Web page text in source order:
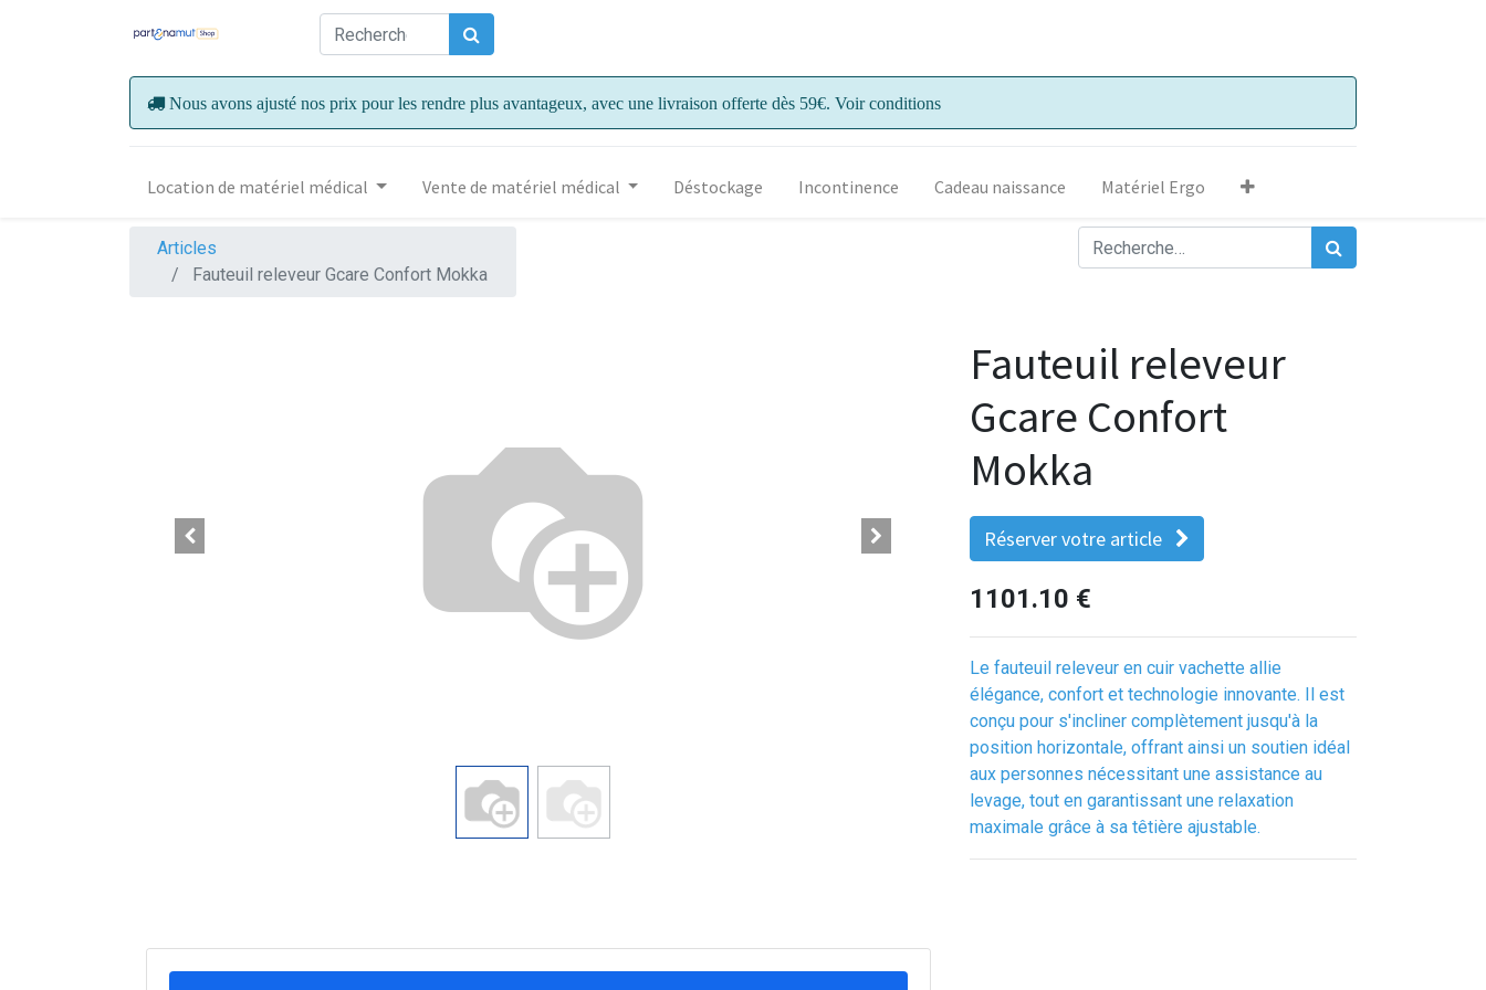
Nous avons ajusté nos prix pour les rendre plus avantageux, avec une livraison offerte dès 59€. Voir conditions
Location de matériel médical Vente de matériel médical Déstockage Incontinence Cadeau naissance Matériel Ergo
Articles
Fauteuil releveur Gcare Confort Mokka
Fauteuil releveur
Gcare Confort
Mokka
Réserver votre article
1101.10 €
Le fauteuil releveur en cuir vachette allie
élégance, confort et technologie innovante. Il est
conçu pour s'incliner complètement jusqu'à la
position horizontale, offrant ainsi un soutien idéal
aux personnes nécessitant une assistance au
levage, tout en garantissant une relaxation
maximale grâce à sa têtière ajustable.